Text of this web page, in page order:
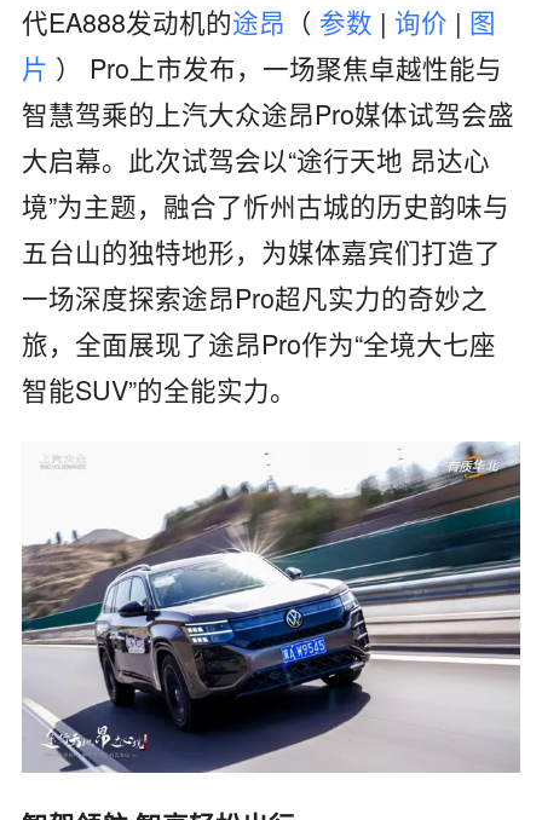
代EA888发动机的途昂 （ 参数 | 询价 | 图
片 ） Pro上市发布，一场聚焦卓越性能与
智慧驾乘的上汽大众途昂Pro媒体试驾会盛
大启幕。此次试驾会以“途行天地 昂达心
境”为主题，融合了忻州古城的历史韵味与
五台山的独特地形，为媒体嘉宾们打造了
一场深度探索途昂Pro超凡实力的奇妙之
旅，全面展现了途昂Pro作为“全境大七座
智能SUV”的全能实力。